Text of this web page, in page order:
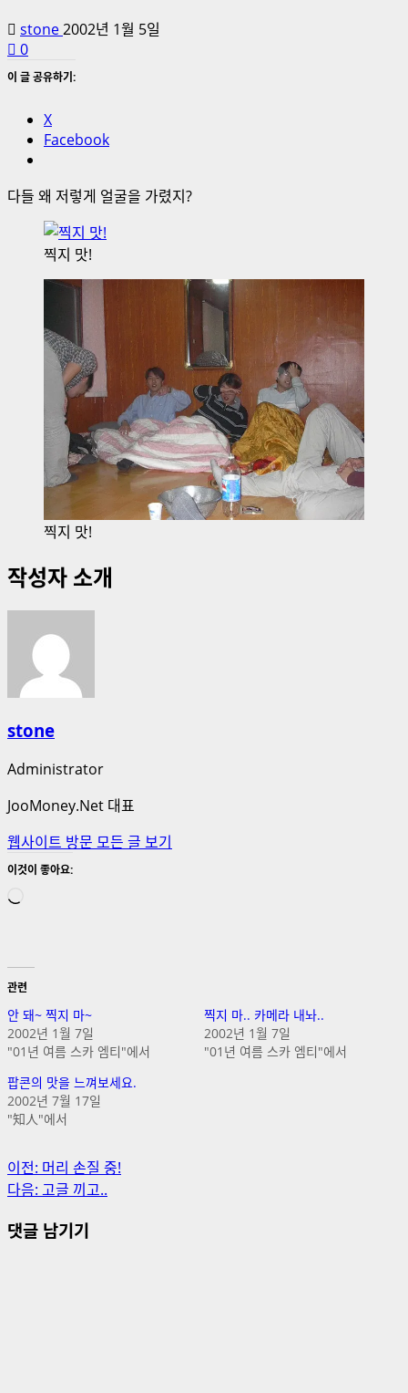
stone2002년 1월 5일
0
이 글 공유하기:
X
Facebook
다들 왜 저렇게 얼굴을 가렸지?
찍지 맛!
찍지 맛!
작성자 소개
stone
Administrator
JooMoney.Net 대표
웹사이트 방문 모든 글 보기
이것이 좋아요:
관련
안 돼~ 찍지 마~
2002년 1월 7일
"01년 여름 스카 엠티"에서
찍지 마.. 카메라 내놔..
2002년 1월 7일
"01년 여름 스카 엠티"에서
팝콘의 맛을 느껴보세요.
2002년 7월 17일
"知人"에서
게
시
물
이전: 머리 손질 중!
다음: 고글 끼고..
댓글 남기기